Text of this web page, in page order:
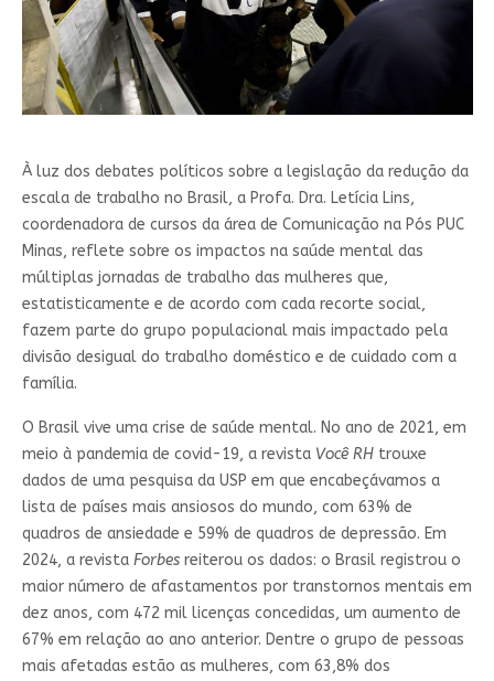
À luz dos debates políticos sobre a legislação da redução da
escala de trabalho no Brasil, a Profa. Dra. Letícia Lins,
coordenadora de cursos da área de Comunicação na Pós PUC
Minas, reflete sobre os impactos na saúde mental das
múltiplas jornadas de trabalho das mulheres que,
estatisticamente e de acordo com cada recorte social,
fazem parte do grupo populacional mais impactado pela
divisão desigual do trabalho doméstico e de cuidado com a
família.
O Brasil vive uma crise de saúde mental. No ano de 2021, em
meio à pandemia de covid-19, a revista Você RHtrouxe
dados de uma pesquisa da USP em que encabeçávamos a
lista de países mais ansiosos do mundo, com 63% de
quadros de ansiedade e 59% de quadros de depressão. Em
2024, a revista Forbes reiterou os dados: o Brasil registrou o
maior número de afastamentos por transtornos mentais em
dez anos, com 472 mil licenças concedidas, um aumento de
67% em relação ao ano anterior. Dentre o grupo de pessoas
mais afetadas estão as mulheres, com 63,8% dos